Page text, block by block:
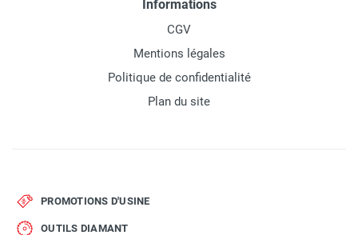
Informations
CGV
Mentions légales
Politique de confidentialité
Plan du site
PROMOTIONS D'USINE
OUTILS DIAMANT